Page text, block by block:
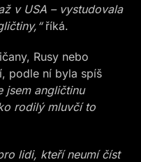
v USA – vystudovala
říká.
Rusy nebo
podle ní byla spíš
jsem angličtinu
rodilý mluvčí to
lidi, kteří neumí číst